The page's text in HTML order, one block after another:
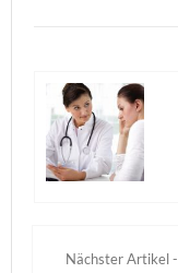
Nächster Artikel -